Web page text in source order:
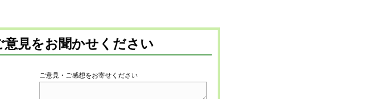
意見をお聞かせください
ご意見・ご感想をお寄せください